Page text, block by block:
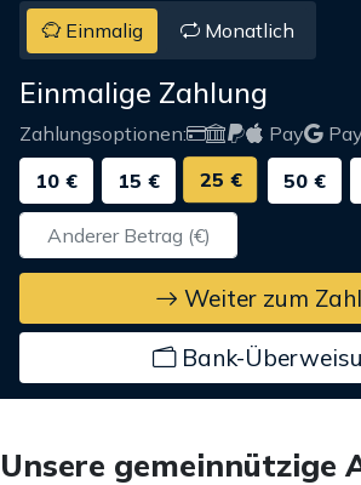
Einmalig Monatlich
Einmalige Zahlung
Zahlungsoptionen: Pay
Pay
10 €
15 € 25 € 50 €
Weiter zum
Bank-
Unsere gemeinnützige